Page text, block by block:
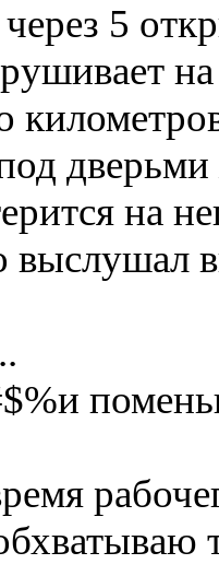
5
на
выслушал